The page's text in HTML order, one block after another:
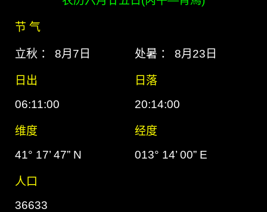
节 气
立秋 ： 8月7日 处暑 ： 8月23日
日出
日落
06:11:00
20:14:00
维度
经度
41° 17’ 47” N
013° 14’ 00” E
人口
36633